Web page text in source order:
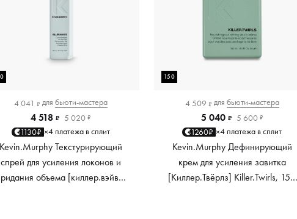
4 041 ₽ для бьюти-мастера
4 518 ₽ 5 020 ₽
1130₽ ×4 платежа в сплит
Kevin.Murphy Текстурирующий
спрей для усиления локонов и
объема [киллер.вэйвс]
150
4 509 ₽ для бьюти-мастера
5 040 ₽ 5 600 ₽
1260₽ ×4 платежа в сплит
Kevin.Murphy Дефинирующий
крем для усиления завитка
[Киллер.Твёрлз] Killer.Twirls, 150